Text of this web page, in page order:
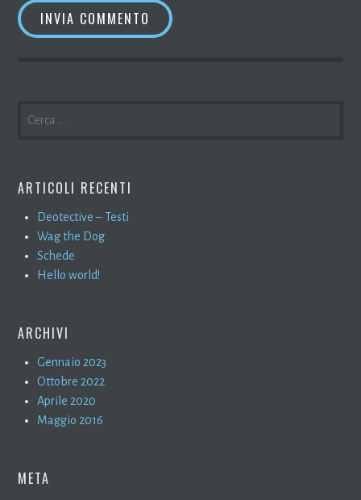
PER:
ARTICOLI RECENTI
Deotective – Testi
Wag the Dog
Schede
Hello world!
ARCHIVI
Gennaio 2023
Ottobre 2022
Aprile 2020
Maggio 2016
META